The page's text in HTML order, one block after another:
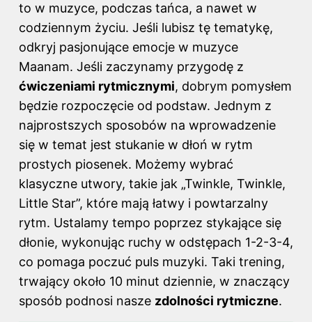
to w muzyce, podczas tańca, a nawet w
codziennym życiu. Jeśli lubisz tę tematykę,
odkryj pasjonujące emocje w muzyce
Maanam. Jeśli zaczynamy przygodę z
ćwiczeniami rytmicznymi, dobrym pomysłem
będzie rozpoczęcie od podstaw. Jednym z
najprostszych sposobów na wprowadzenie
się w temat jest stukanie w dłoń w rytm
prostych piosenek. Możemy wybrać
klasyczne utwory, takie jak „Twinkle, Twinkle,
Little Star”, które mają łatwy i powtarzalny
rytm. Ustalamy tempo poprzez stykające się
dłonie, wykonując ruchy w odstępach 1-2-3-4,
co pomaga poczuć puls muzyki. Taki trening,
trwający około 10 minut dziennie, w znaczący
sposób podnosi nasze zdolności rytmiczne.